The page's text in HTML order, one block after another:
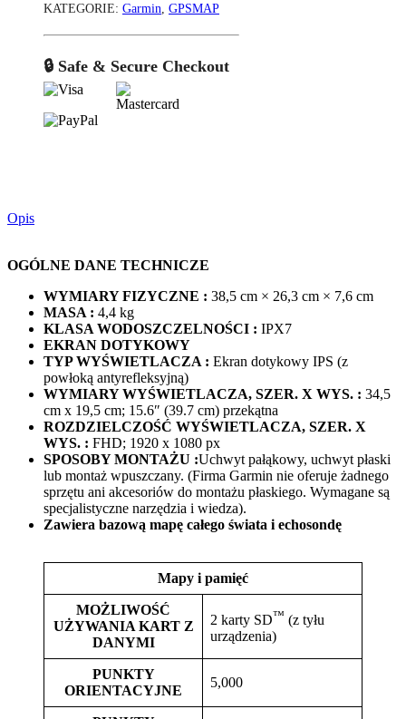
KATEGORIE: Garmin GPSMAP
🔒 Safe & Secure Checkout
Opis
OGÓLNE DANE TECHNICZE
WYMIARY FIZYCZNE : 38,5 cm × 26,3 cm × 7,6 cm
MASA : 4,4 kg
KLASA WODOSZCZELNOŚCI : IPX7
EKRAN DOTYKOWY
TYP WYŚWIETLACZA : Ekran dotykowy IPS (z
powłoką antyrefleksyjną)
WYMIARY WYŚWIETLACZA, SZER. X WYS. : 34,5
cm x 19,5 cm; 15.6″ (39.7 cm) przekątna
ROZDZIELCZOŚĆ WYŚWIETLACZA, SZER. X
WYS. : FHD; 1920 x 1080 px
SPOSOBY MONTAŻU :Uchwyt pałąkowy, uchwyt płaski
lub montaż wpuszczany. (Firma Garmin nie oferuje żadnego
sprzętu ani akcesoriów do montażu płaskiego. Wymagane są
specjalistyczne narzędzia i wiedza).
Zawiera bazową mapę całego świata i echosondę
Mapy i pamięć
MOŻLIWOŚĆ
UŻYWANIA KART Z
DANYMI
2 karty SD™ (z tyłu
urządzenia)
PUNKTY
ORIENTACYJNE
5,000